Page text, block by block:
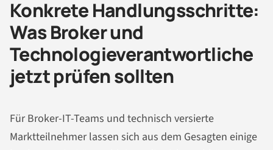
Konkrete Handlungsschritte:
Was Broker und
Technologieverantwortliche
jetzt prüfen sollten
Für Broker-IT-Teams und technisch versierte
Marktteilnehmer lassen sich aus dem Gesagten einige